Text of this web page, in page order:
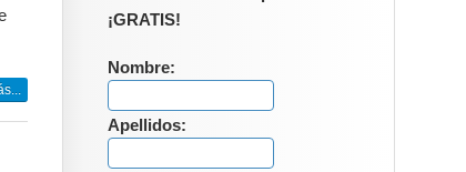
¡GRATIS!
Nombre:
Apellidos: